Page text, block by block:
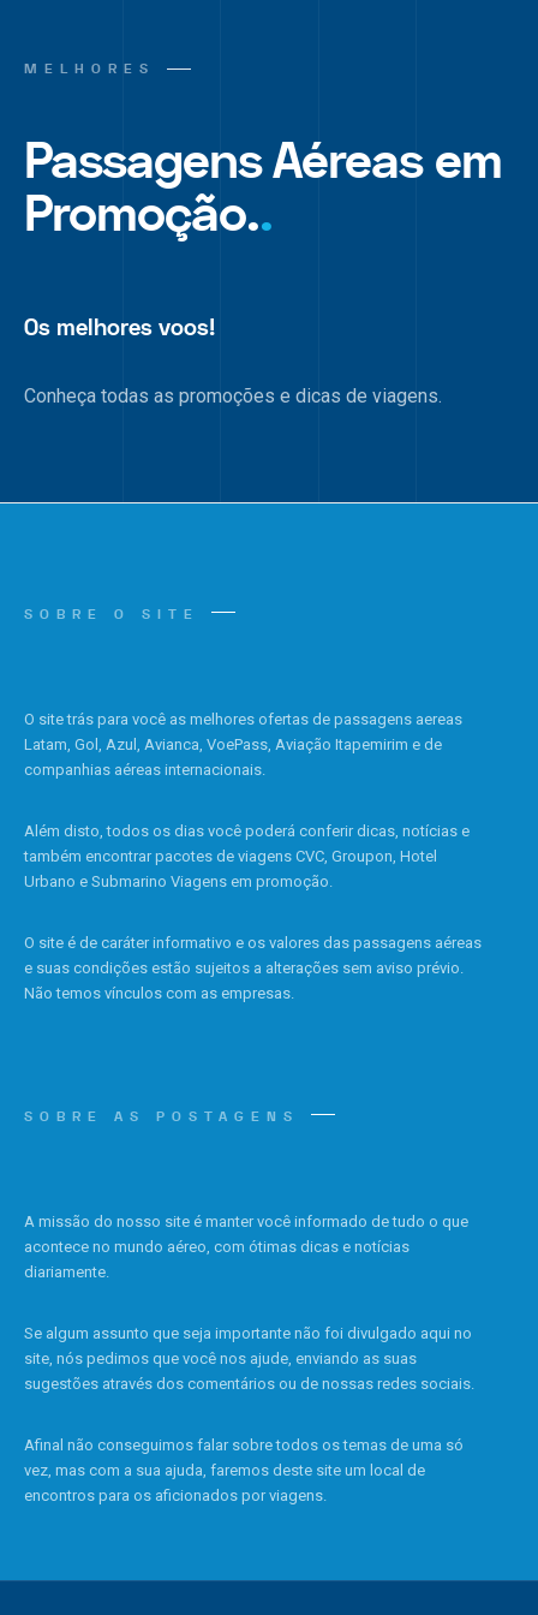
MELHORES
Passagens Aéreas em
Promoção..
Os melhores voos!
Conheça todas as promoções e dicas de viagens.
SOBRE O SITE
O site trás para você as melhores ofertas de passagens aereas
Latam, Gol, Azul, Avianca, VoePass, Aviação Itapemirim e de
companhias aéreas internacionais.
Além disto, todos os dias você poderá conferir dicas, notícias e
também encontrar pacotes de viagens CVC, Groupon, Hotel
Urbano e Submarino Viagens em promoção.
O site é de caráter informativo e os valores das passagens aéreas
e suas condições estão sujeitos a alterações sem aviso prévio.
Não temos vínculos com as empresas.
SOBRE AS POSTAGENS
A missão do nosso site é manter você informado de tudo o que
acontece no mundo aéreo, com ótimas dicas e notícias
diariamente.
Se algum assunto que seja importante não foi divulgado aqui no
site, nós pedimos que você nos ajude, enviando as suas
sugestões através dos comentários ou de nossas redes sociais.
Afinal não conseguimos falar sobre todos os temas de uma só
vez, mas com a sua ajuda, faremos deste site um local de
encontros para os aficionados por viagens.